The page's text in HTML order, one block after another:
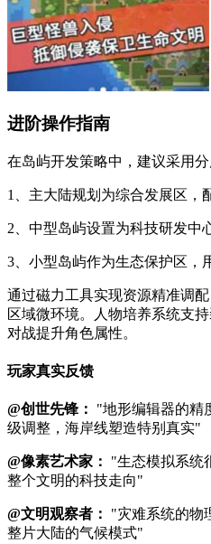
进阶操作指南
在岛屿开发策略中，建议采用分
1、主大陆规划为综合发展区，
2、中型岛屿设置为科技研发中
3、小型岛屿作为生态保护区，
通过磁力工具实现资源精准调
区域微环境。人物培养系统支
对战提升角色属性。
玩家真实反馈
@创世先锋：
"地形编辑器的精
级调整，海岸线塑造特别真实"
@像素艺术家：
"生态模拟系统
整个文明的科技走向"
@文明观察者：
"灾难系统的物
整片大陆的气候模式"